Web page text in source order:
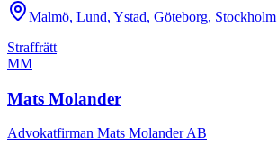
Malmö, Lund, Ystad, Göteborg, Stockholm
Straffrätt
MM
Mats Molander
Advokatfirman Mats Molander AB